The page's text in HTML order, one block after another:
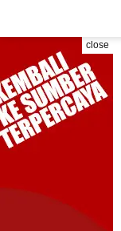
close